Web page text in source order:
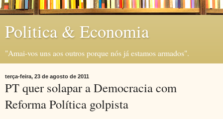
Politica & Economia
"Amai-vos uns aos outros porque nós já estamos armados".
terça-feira, 23 de agosto de 2011
PT quer solapar a Democracia com
Reforma Política golpista